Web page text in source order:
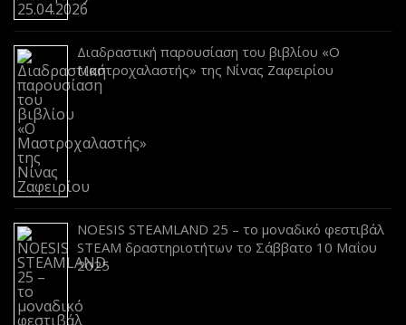
Διαδραστική παρουσίαση του βιβλίου «Ο
Μαστροχαλαστής» της Νίνας Ζαφειρίου
NOESIS STEAMLAND 25 – το μοναδικό φεστιβάλ
STEAM δραστηριοτήτων το Σάββατο 10 Μαΐου
2025